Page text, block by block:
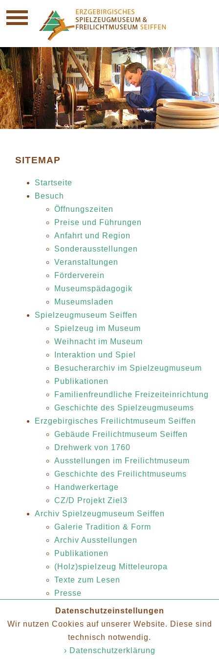
Datenschutzeinstellungen
Wir nutzen Cookies auf unserer Website. Diese sind
technisch notwendig.
› Datenschutzerklärung
SITEMAP
Startseite
Besuch
Öffnungszeiten
Preise und Führungen
Anfahrt und Region
Sonderausstellungen
Veranstaltungen
Förderverein
Museumspädagogik
Museumsladen
Spielzeugmuseum Seiffen
Spielzeug im Museum
Weihnacht im Museum
Interaktion und Spiel
Besucherarchiv im Spielzeugmuseum
Publikationen
Familienfreundliche Freizeiteinrichtung
Geschichte des Spielzeugmuseums
Erzgebirgisches Freilichtmuseum Seiffen
Gebäude Freilichtmuseum Seiffen
Drehwerk von 1760
Ausstellungen im Freilichtmuseum
Geschichte des Freilichtmuseums
Handwerkertage
CZ/D Projekt Ziel3
Archiv Spielzeugmuseum Seiffen
Galerie Tradition & Form
Archiv Ausstellungen
Publikationen
(Holz)spielzeug Mitteleuropa
Texte zum Lesen
Presse
Partner
Impressum
Datenschutz